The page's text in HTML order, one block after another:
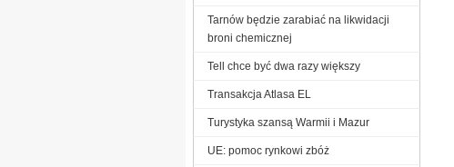
Tarnów będzie zarabiać na likwidacji
broni chemicznej
Tell chce być dwa razy większy
Transakcja Atlasa EL
Turystyka szansą Warmii i Mazur
UE: pomoc rynkowi zbóż